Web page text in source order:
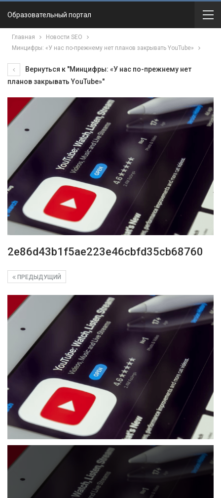
Образовательный портал
Главная
Новости SEO
Минцифры: «У нас по-прежнему нет планов закрывать YouTube»
Вернуться к "Минцифры: «У нас по-прежнему нет
планов закрывать YouTube»"
2e86d43b1f5ae223e46cbfd35cb68760
ПРЕДЫДУЩИЙ